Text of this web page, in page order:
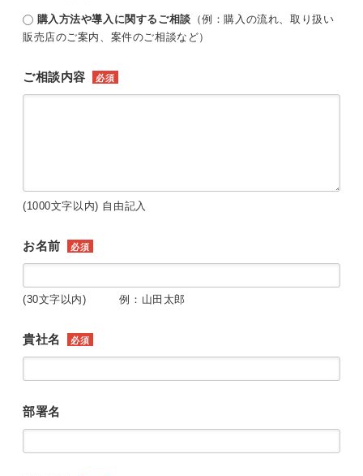
購入方法や導入に関するご相談 （例：購入の流れ、取り扱い
販売店のご案内、案件のご相談など）
ご相談内容 必須
(1000文字以内) 自由記入
お名前 必須
(30文字以内) 例：山田太郎
貴社名 必須
部署名